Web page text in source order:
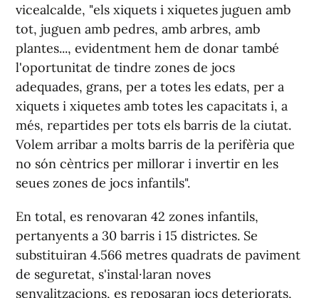
vicealcalde, "els xiquets i xiquetes juguen amb
tot, juguen amb pedres, amb arbres, amb
plantes..., evidentment hem de donar també
l'oportunitat de tindre zones de jocs
adequades, grans, per a totes les edats, per a
xiquets i xiquetes amb totes les capacitats i, a
més, repartides per tots els barris de la ciutat.
Volem arribar a molts barris de la perifèria que
no són cèntrics per millorar i invertir en les
seues zones de jocs infantils".
En total, es renovaran 42 zones infantils,
pertanyents a 30 barris i 15 districtes. Se
substituiran 4.566 metres quadrats de paviment
de seguretat, s'instal·laran noves
senyalitzacions, es reposaran jocs deteriorats,